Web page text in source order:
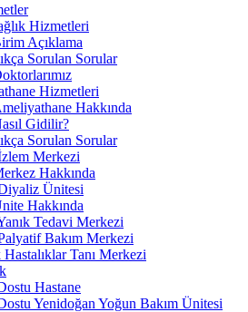
Hizmetleri
Açıklama
Sorulan Sorular
Hizmetleri
Hakkında
Gidilir?
Sorulan Sorular
Merkezi
Hakkında
Ünitesi
Hakkında
Tedavi Merkezi
Bakım Merkezi
Tanı Merkezi
Hastane
Yenidoğan Yoğun Bakım Ünitesi